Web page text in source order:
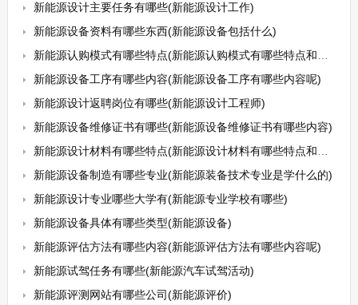
新能源设计主要任务有哪些(新能源设计工作)
新能源设备资料有哪些东西(新能源设备包括什么)
新能源认购模式有哪些特点(新能源认购模式有哪些特点和优势)
新能源设备工序有哪些内容(新能源设备工序有哪些内容呢)
新能源设计返聘岗位有哪些(新能源设计工程师)
新能源设备维修证书有哪些(新能源设备维修证书有哪些内容)
新能源设计材料有哪些特点(新能源设计材料有哪些特点和用途)
新能源设备制造有哪些专业(新能源装备技术专业是学什么的)
新能源设计专业哪些大学有(新能源专业学校有哪些)
新能源设备具体有哪些类型(新能源设备)
新能源评估方法有哪些内容(新能源评估方法有哪些内容呢)
新能源试驾任务有哪些(新能源汽车试驾活动)
新能源评测网站有哪些公司(新能源评价)